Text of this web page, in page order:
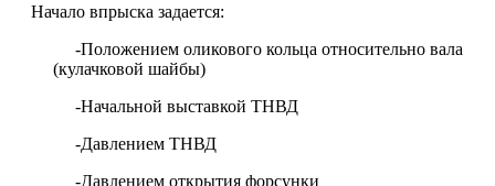
Начало впрыска задается:
-Положением оликового кольца относительно вала
(кулачковой шайбы)
-Начальной выставкой ТНВД
-Давлением ТНВД
-Давлением открытия форсунки